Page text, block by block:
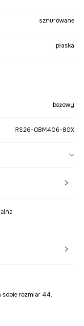
sznurowane
płaska
beżowy
RS26-OBM406-80X
sobie rozmiar 44.